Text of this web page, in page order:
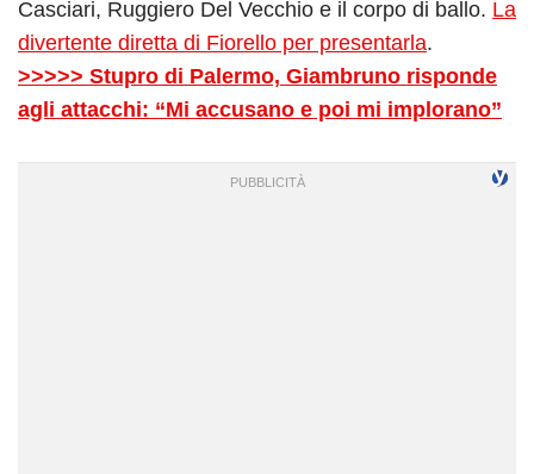
Casciari, Ruggiero Del Vecchio e il corpo di ballo. La
divertente diretta di Fiorello per presentarla.
>>>>> Stupro di Palermo, Giambruno risponde
agli attacchi: “Mi accusano e poi mi implorano”